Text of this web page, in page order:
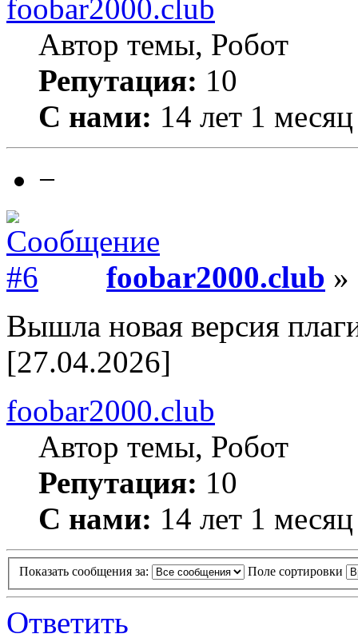
foobar2000.club
Автор темы, Робот
Репутация: 10
С нами: 14 лет 1 месяц
−
foobar2000.club »
Вышла новая версия
[27.04.2026]
foobar2000.club
Автор темы, Робот
Репутация: 10
С нами: 14 лет 1 месяц
Показать сообщения за: Поле сортировки
Ответить